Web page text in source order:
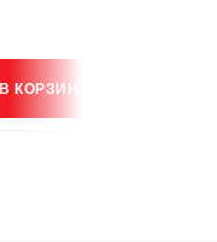
В КОРЗИНУ